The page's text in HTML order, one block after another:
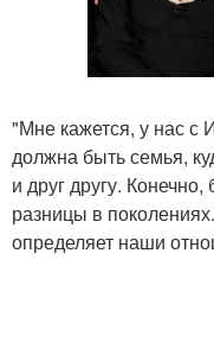
"Мне кажется, у нас с
должна быть семья,
и друг другу.
разницы в
определяет наши